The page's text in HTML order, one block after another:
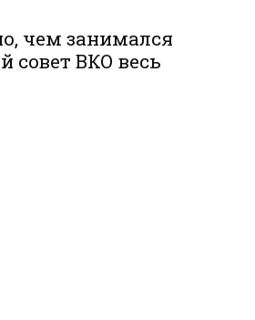
чем занимался
совет ВКО весь